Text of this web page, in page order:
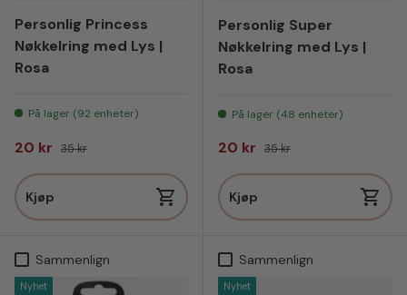
Personlig Princess
Nøkkelring med Lys |
Rosa
På lager (92 enheter)
Salgspris
20 kr Vanlig pris
35 kr
Kjøp
Personlig Super
Nøkkelring med Lys |
Rosa
På lager (48 enheter)
Salgspris
20 kr Vanlig pris
35 kr
Kjøp
Sammenlign
Nyhet
Sammenlign
Nyhet